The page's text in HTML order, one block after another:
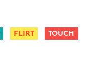
FLIRT TOUCH